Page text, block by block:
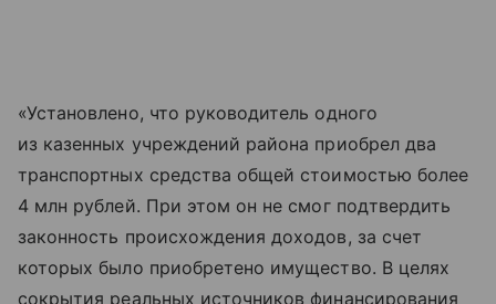
«Установлено, что руководитель одного
из казенных учреждений района приобрел два
транспортных средства общей стоимостью более
4 млн рублей. При этом он не смог подтвердить
законность происхождения доходов, за счет
которых было приобретено имущество. В целях
сокрытия реальных источников финансирования